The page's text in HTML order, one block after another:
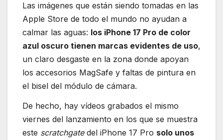
Las imágenes que están siendo tomadas en las
Apple Store de todo el mundo no ayudan a
calmar las aguas: los iPhone 17 Pro de color
azul oscuro tienen marcas evidentes de uso,
un claro desgaste en la zona donde apoyan
los accesorios MagSafe y faltas de pintura en
el bisel del módulo de cámara.
De hecho, hay vídeos grabados el mismo
viernes del lanzamiento en los que se muestra
este scratchgatedel iPhone 17 Pro solo unos